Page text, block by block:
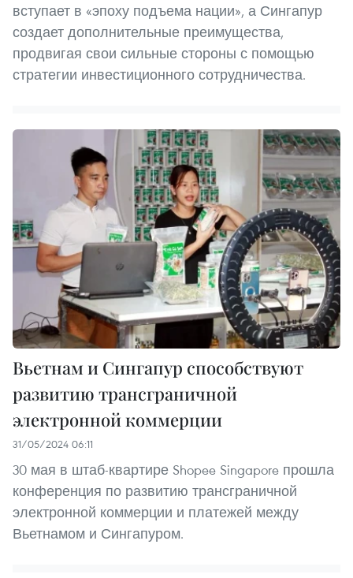
вступает в «эпоху подъема нации», а Сингапур
создает дополнительные преимущества,
продвигая свои сильные стороны с помощью
стратегии инвестиционного сотрудничества.
Вьетнам и Сингапур способствуют
развитию трансграничной
электронной коммерции
31/05/2024 06:11
30 мая в штаб-квартире Shopee Singapore прошла
конференция по развитию трансграничной
электронной коммерции и платежей между
Вьетнамом и Сингапуром.